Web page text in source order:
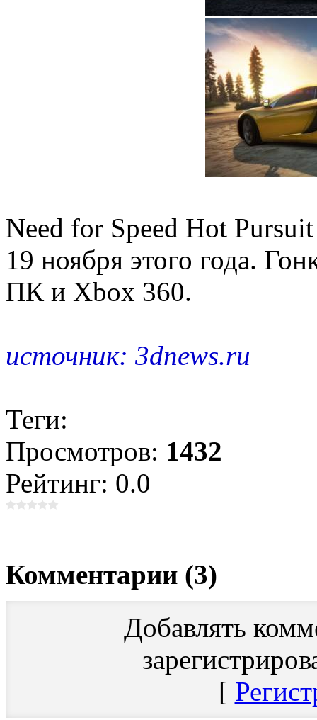
Need for Speed Hot
19 ноября этого года.
ПК и Xbox 360.
источник: 3dnews.ru
Теги:
Просмотров: 1432
Рейтинг: 0.0
Комментарии (3)
Добавлять
[